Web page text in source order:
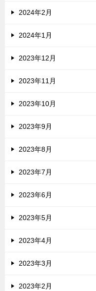
2024年2月
2024年1月
2023年12月
2023年11月
2023年10月
2023年9月
2023年8月
2023年7月
2023年6月
2023年5月
2023年4月
2023年3月
2023年2月